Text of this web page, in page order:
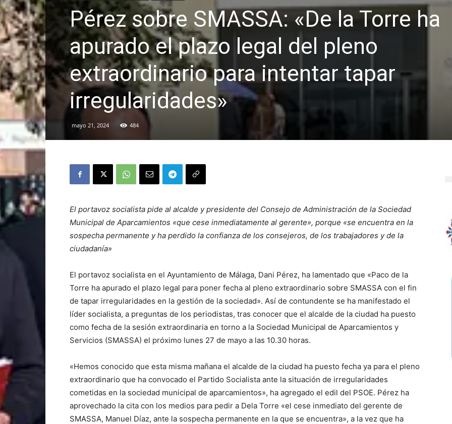
Pérez sobre SMASSA: «De la Torre ha
apurado el plazo legal del pleno
extraordinario para intentar tapar
irregularidades»
mayo 21, 2024 484
El portavoz socialista pide al alcalde y presidente del Consejo de Administración de la Sociedad
Municipal de Aparcamientos «que cese inmediatamente al gerente», porque «se encuentra en la
sospecha permanente y ha perdido la confianza de los consejeros, de los trabajadores y de la
ciudadanía»
El portavoz socialista en el Ayuntamiento de Málaga, Dani Pérez, ha lamentado que «Paco de la
Torre ha apurado el plazo legal para poner fecha al pleno extraordinario sobre SMASSA con el fin
de tapar irregularidades en la gestión de la sociedad». Así de contundente se ha manifestado el
líder socialista, a preguntas de los periodistas, tras conocer que el alcalde de la ciudad ha puesto
como fecha de la sesión extraordinaria en torno a la Sociedad Municipal de Aparcamientos y
Servicios (SMASSA) el próximo lunes 27 de mayo a las 10.30 horas.
«Hemos conocido que esta misma mañana el alcalde de la ciudad ha puesto fecha ya para el pleno
extraordinario que ha convocado el Partido Socialista ante la situación de irregularidades
cometidas en la sociedad municipal de aparcamientos», ha agregado el edil del PSOE. Pérez ha
aprovechado la cita con los medios para pedir a Dela Torre «el cese inmediato del gerente de
SMASSA, Manuel Díaz, ante la sospecha permanente en la que se encuentra», a la vez que ha